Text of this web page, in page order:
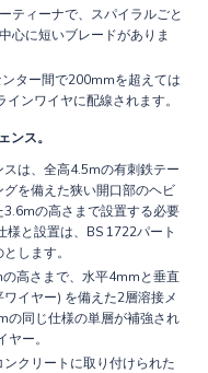
ティーナで、スパイラルごと
心に短いブレードがありま
ター間で200mmを超えては
ンワイヤに配線されます。
ンス。
は、全高4.5mの有刺鉄テー
を備えた狭い開口部のヘビ
の高さまで設置する必要
と設置は、BS 1722パート
します。
高さまで、水平4mmと垂直
イヤー) を備えた2層溶接メ
の同じ仕様の単層が補強され
ー。
クリートに取り付けられた